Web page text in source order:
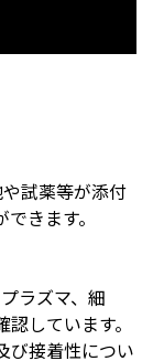
試薬等が添付
きます。
ラズマ、細
しています。
び接着性につい